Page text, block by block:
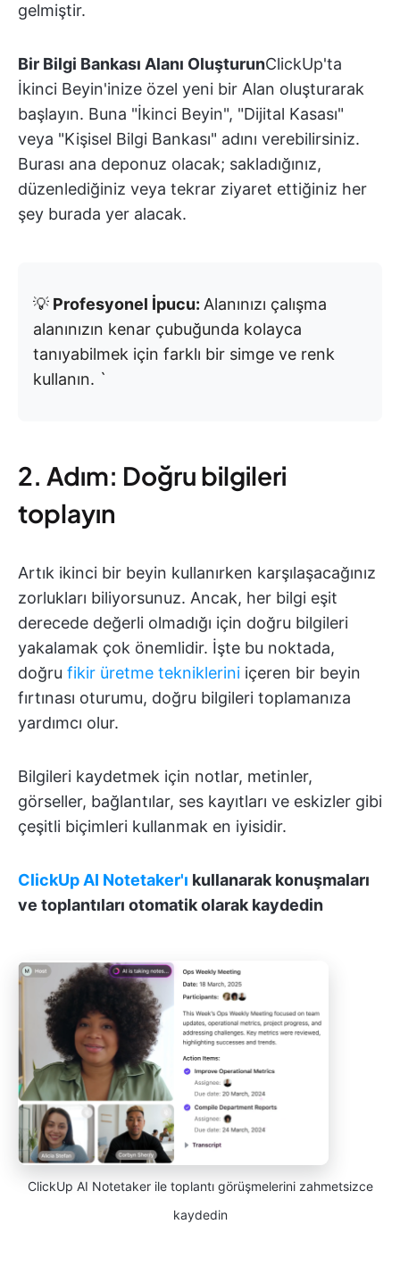
gelmiştir.
Bir Bilgi Bankası Alanı OluşturunClickUp'ta
İkinci Beyin'inize özel yeni bir Alan oluşturarak
başlayın. Buna "İkinci Beyin", "Dijital Kasası"
veya "Kişisel Bilgi Bankası" adını verebilirsiniz.
Burası ana deponuz olacak; sakladığınız,
düzenlediğiniz veya tekrar ziyaret ettiğiniz her
şey burada yer alacak.
💡 Profesyonel İpucu: Alanınızı çalışma
alanınızın kenar çubuğunda kolayca
tanıyabilmek için farklı bir simge ve renk
kullanın. `
2. Adım: Doğru bilgileri
toplayın
Artık ikinci bir beyin kullanırken karşılaşacağınız
zorlukları biliyorsunuz. Ancak, her bilgi eşit
derecede değerli olmadığı için doğru bilgileri
yakalamak çok önemlidir. İşte bu noktada,
doğru fikir üretme tekniklerini içeren bir beyin
fırtınası oturumu, doğru bilgileri toplamanıza
yardımcı olur.
Bilgileri kaydetmek için notlar, metinler,
görseller, bağlantılar, ses kayıtları ve eskizler gibi
çeşitli biçimleri kullanmak en iyisidir.
ClickUp AI Notetaker'ı kullanarak konuşmaları
ve toplantıları otomatik olarak kaydedin
ClickUp AI Notetaker ile toplantı görüşmelerini zahmetsizce
kaydedin